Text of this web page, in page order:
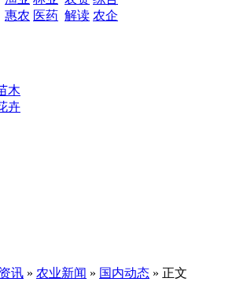
惠农 医药 解读 农企
木
卉
讯 » 农业新闻 » 国内动态 » 正文